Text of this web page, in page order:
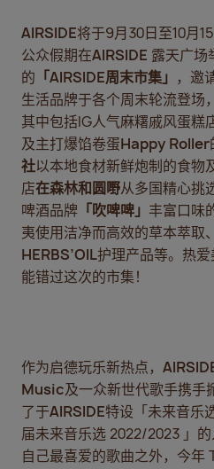
AIRSIDE将于9月30日至10月
公众假期在AIRSIDE 露天广场
的 「AIRSIDE周末市集」 ，邀
生活品牌于各个周末轮流登场
其中包括IG人气麻糬戚风蛋糕
及主打爆馅卷蛋Happy Roller
社以本地食材新鲜炮制的食物
店在森林和圆嘢从多国精心挑
啤酒品牌 「吹啤啤」 丰富口味
夷使用洁净而高效的草本萃取
HERBS’OIL护理产品等。热
能错过这次的市集！
作为启德玩乐新热点，
Music及一众新世代歌手携手
了于AIRSIDE特设「未来音乐
届未来音乐选 2022/2023 」
自己最喜爱的歌曲之外，今